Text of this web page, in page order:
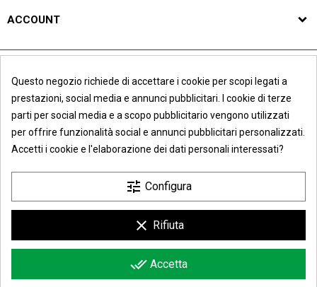
ACCOUNT
Maglificio Liliana di Lorenzoni Andrea & C. s.n.c.
Sede legale e operativa: Via Madonnina, 18/24 - 25018
Montichiari (BS) - Italy | P.I. e C.F. IT01788840989 | R.E.A.
352706
Chiusura Estiva
Avvisiamo tutti i clienti che per gli ordini on-
line effettuati a partire da venerdì 7 Agosto
evasi, in ordine di data d'arrivo, a partire da
martedì 25 Agosto 2026, causa chiusura
Questo negozio richiede di accettare i cookie per scopi legati a
prestazioni, social media e annunci pubblicitari. I cookie di terze
parti per social media e a scopo pubblicitario vengono utilizzati
per offrire funzionalità social e annunci pubblicitari personalizzati.
Accetti i cookie e l'elaborazione dei dati personali interessati?
tune Configura
clear Rifiuta
done_all Accetta